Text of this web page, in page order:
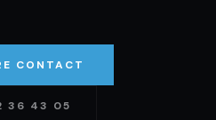
CONTACT
36 43 05